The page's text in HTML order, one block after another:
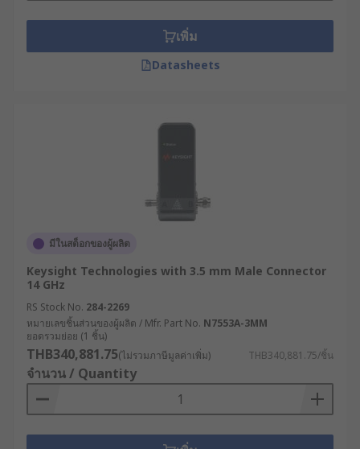
เพิ่ม
Datasheets
มีในสต็อกของผู้ผลิต
Keysight Technologies with 3.5 mm Male Connector
14 GHz
RS Stock No. 284-2269
หมายเลขชิ้นส่วนของผู้ผลิต / Mfr. Part No. N7553A-3MM
ยอดรวมย่อย (1 ชิ้น)
THB340,881.75(ไม่รวมภาษีมูลค่าเพิ่ม) THB340,881.75/ชิ้น
จำนวน / Quantity